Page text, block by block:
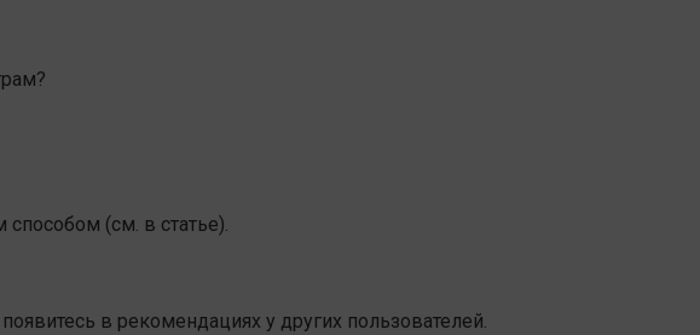
(см. в статье).
в рекомендациях у других пользователей.